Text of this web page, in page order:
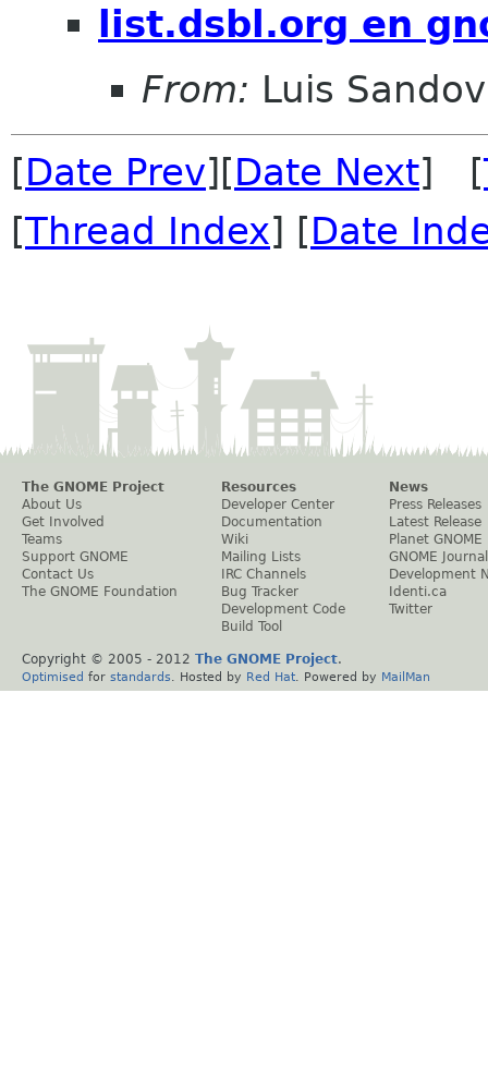
list.dsbl.org en
From: Luis
[Date Prev][Date Next] [
[Thread Index] [Date
The GNOME Project
About Us
Get Involved
Teams
Support GNOME
Contact Us
The GNOME Foundation
Resources
Developer Center
Documentation
Wiki
Mailing Lists
IRC Channels
Bug Tracker
Development Code
Build Tool
News
Press Releases
Latest Release
Planet GNOME
GNOME Journal
Development
Identi.ca
Twitter
Copyright © 2005 - 2012 The GNOME Project.
Optimised for standards . Hosted by Red Hat . Powered by MailMan